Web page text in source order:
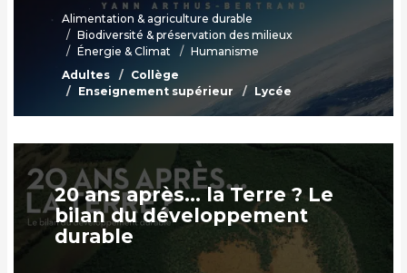
Alimentation & agriculture durable
Biodiversité & préservation des milieux
Énergie & Climat
Humanisme
Adultes
Collège
Enseignement supérieur
Lycée
20 ans après… la Terre ? Le
bilan du développement
durable